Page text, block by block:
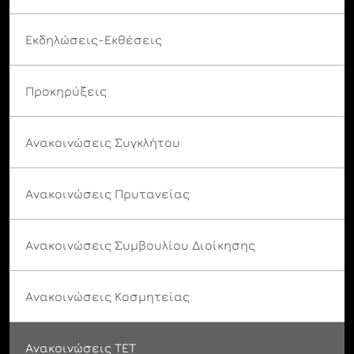
Εκδηλώσεις-Εκθέσεις
Προκηρύξεις
Ανακοινώσεις Συγκλήτου
Ανακοινώσεις Πρυτανείας
Ανακοινώσεις Συμβουλίου Διοίκησης
Ανακοινώσεις Κοσμητείας
Ανακοινώσεις ΤΕΤ